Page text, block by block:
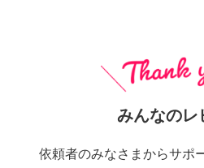
みんなのレ
依頼者のみなさまからサポ